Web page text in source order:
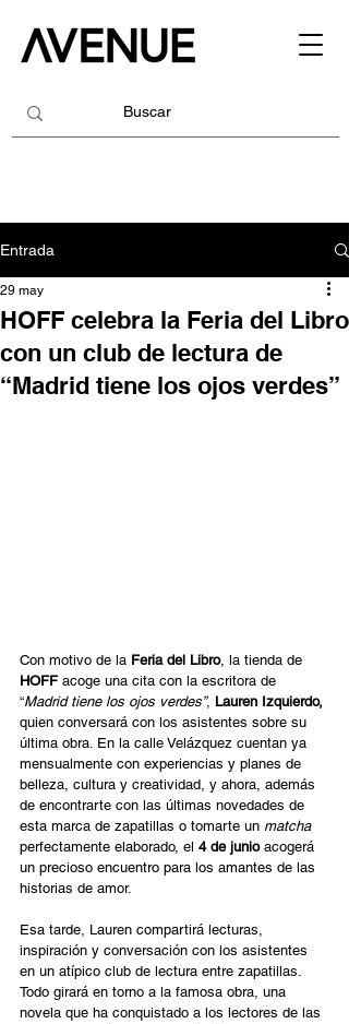
Entrada
HOFF celebra la Feria del Libro
con un club de lectura de
“Madrid tiene los ojos verdes”
29 may
Con motivo de la Feria del Libro, la tienda de
HOFF acoge una cita con la escritora de
“Madrid tiene los ojos verdes”, Lauren Izquierdo,
quien conversará con los asistentes sobre su
última obra. En la calle Velázquez cuentan ya
mensualmente con experiencias y planes de
belleza, cultura y creatividad, y ahora, además
de encontrarte con las últimas novedades de
esta marca de zapatillas o tomarte un matcha
perfectamente elaborado, el 4 de junio acogerá
un precioso encuentro para los amantes de las
historias de amor.
Esa tarde, Lauren compartirá lecturas,
inspiración y conversación con los asistentes
en un atípico club de lectura entre zapatillas.
Todo girará en torno a la famosa obra, una
novela que ha conquistado a los lectores de las